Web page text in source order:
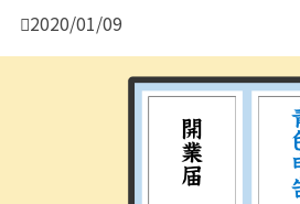
2020/01/09